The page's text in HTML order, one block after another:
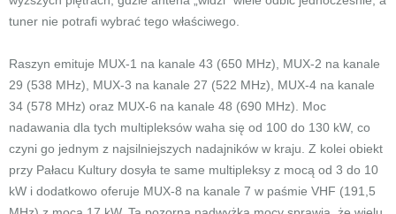
tuner nie potrafi wybrać tego właściwego.
Raszyn emituje MUX-1 na kanale 43 (650 MHz), MUX-2 na kanale
29 (538 MHz), MUX-3 na kanale 27 (522 MHz), MUX-4 na kanale
34 (578 MHz) oraz MUX-6 na kanale 48 (690 MHz). Moc
nadawania dla tych multipleksów waha się od 100 do 130 kW, co
czyni go jednym z najsilniejszych nadajników w kraju. Z kolei obiekt
przy Pałacu Kultury dosyła te same multipleksy z mocą od 3 do 10
kW i dodatkowo oferuje MUX-8 na kanale 7 w paśmie VHF (191,5